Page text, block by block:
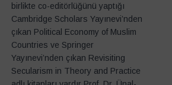
birlikte co-editörlüğünü yaptığı
Cambridge Scholars Yayınevi’nden
çıkan Political Economy of Muslim
Countries ve Springer
Yayınevi’nden çıkan Revisiting
Secularism in Theory and Practice